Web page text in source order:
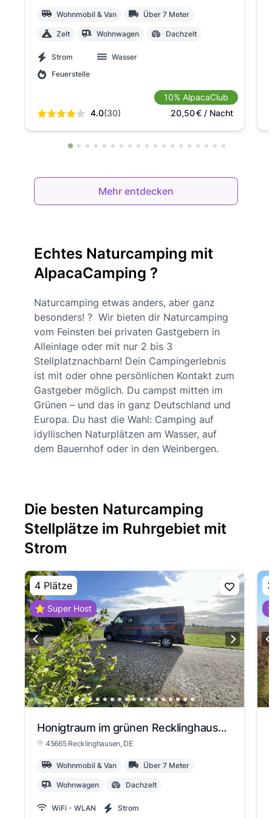
Wohnmobil & Van Über 7 Meter
Zelt Wohnwagen Dachzelt
Strom
Wasser
Feuerstelle
4.0(30)
10% AlpacaClub
20,50€/ Nacht
Mehr entdecken
Echtes Naturcamping mit
AlpacaCamping ?
Naturcamping etwas anders, aber ganz
besonders! ? Wir bieten dir Naturcamping
vom Feinsten bei privaten Gastgebern in
Alleinlage oder mit nur 2 bis 3
Stellplatznachbarn! Dein Campingerlebnis
ist mit oder ohne persönlichen Kontakt zum
Gastgeber möglich. Du campst mitten im
Grünen – und das in ganz Deutschland und
Europa. Du hast die Wahl: Camping auf
idyllischen Naturplätzen am Wasser, auf
dem Bauernhof oder in den Weinbergen.
Die besten Naturcamping
Stellplätze im Ruhrgebiet mit
Strom
4 Plätze
⭐ Super Host
Honigtraum im grünen Recklinghausen
45665 Recklinghausen, DE
Wohnmobil & Van Über 7 Meter
Wohnwagen Dachzelt
WiFi - WLAN Strom